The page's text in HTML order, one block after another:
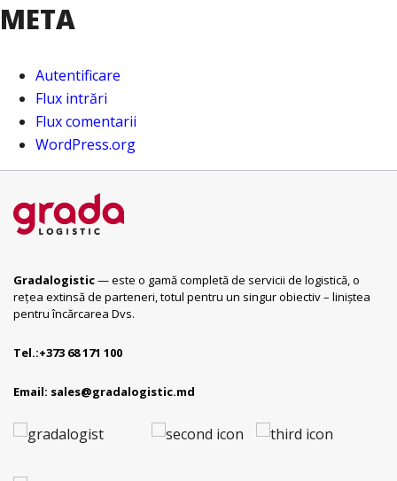
META
Autentificare
Flux intrări
Flux comentarii
WordPress.org
Gradalogistic— este o gamă completă de servicii de logistică, o
rețea extinsă de parteneri, totul pentru un singur obiectiv – liniștea
pentru încărcarea Dvs.
Tel.:+373 68 171 100
Email: sales@gradalogistic.md